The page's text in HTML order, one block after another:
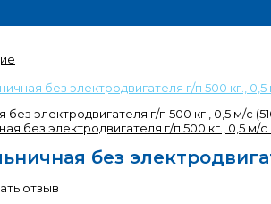
без электродвигателя г/п 500 кг.,
электродвигателя г/п 500 кг., 0,5 м/с
без
отзыв